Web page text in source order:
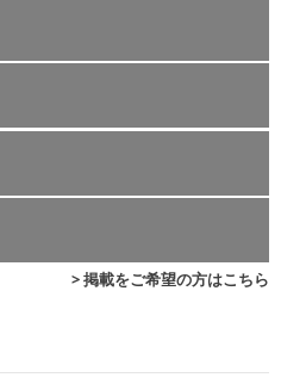
> 掲載をご希望の方はこちら